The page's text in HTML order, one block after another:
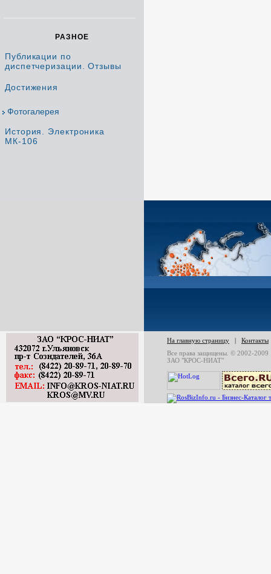
РАЗНОЕ
Публикации по
диспетчеризации. Отзывы
Достижения
Фотогалерея
История. Электроника
МК-106
На главную страницу | Контакты
Все права защищены. © 2002-2009
ЗАО "КРОС-НИАТ"